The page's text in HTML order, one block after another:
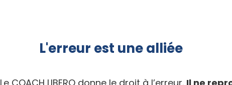
L'erreur est une alliée